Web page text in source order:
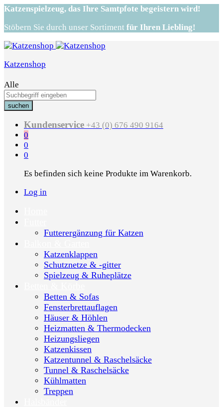
Katzenspielzeug, das Ihre Samtpfote begeistern wird!
Stöbern Sie durch unser Sortiment für Ihren Liebling!
Katzenshop
Alle
suchen
Kundenservice +43 (0) 676 490 9164
0
0
0
Es befinden sich keine Produkte im Warenkorb.
Log in
Futterergänzung für Katzen
Katzenklappen
Schutznetze & -gitter
Spielzeug & Ruheplätze
Betten & Sofas
Fensterbrettauflagen
Häuser & Höhlen
Heizmatten & Thermodecken
Heizungsliegen
Katzenkissen
Katzentunnel & Raschelsäcke
Tunnel & Raschelsäcke
Kühlmatten
Treppen